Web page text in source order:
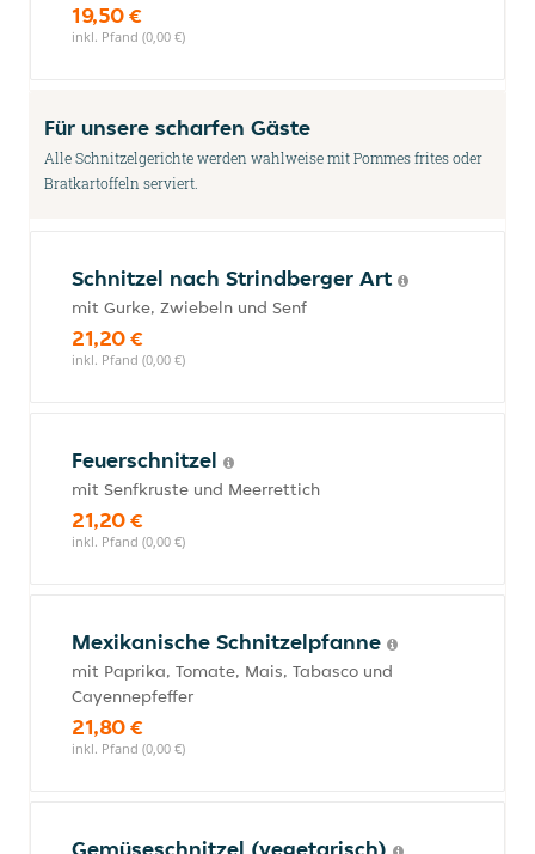
19,50 €
inkl. Pfand (0,00 €)
Für unsere scharfen Gäste
Alle Schnitzelgerichte werden wahlweise mit Pommes frites oder
Bratkartoffeln serviert.
Schnitzel nach Strindberger Art
mit Gurke, Zwiebeln und Senf
21,20 €
inkl. Pfand (0,00 €)
Feuerschnitzel
mit Senfkruste und Meerrettich
21,20 €
inkl. Pfand (0,00 €)
Mexikanische Schnitzelpfanne
mit Paprika, Tomate, Mais, Tabasco und
Cayennepfeffer
21,80 €
inkl. Pfand (0,00 €)